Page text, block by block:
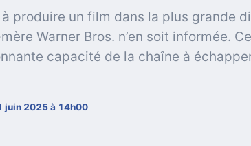
produire un film dans la plus grande
Warner Bros. n’en soit informée.
capacité de la chaîne à
juin 2025 à 14h00